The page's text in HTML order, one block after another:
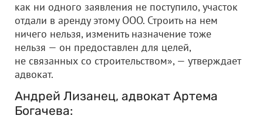
как ни одного заявления не поступило, участок
отдали в аренду этому ООО. Строить на нем
ничего нельзя, изменить назначение тоже
нельзя — он предоставлен для целей,
не связанных со строительством», — утверждает
адвокат.
Андрей Лизанец, адвокат Артема
Богачева: